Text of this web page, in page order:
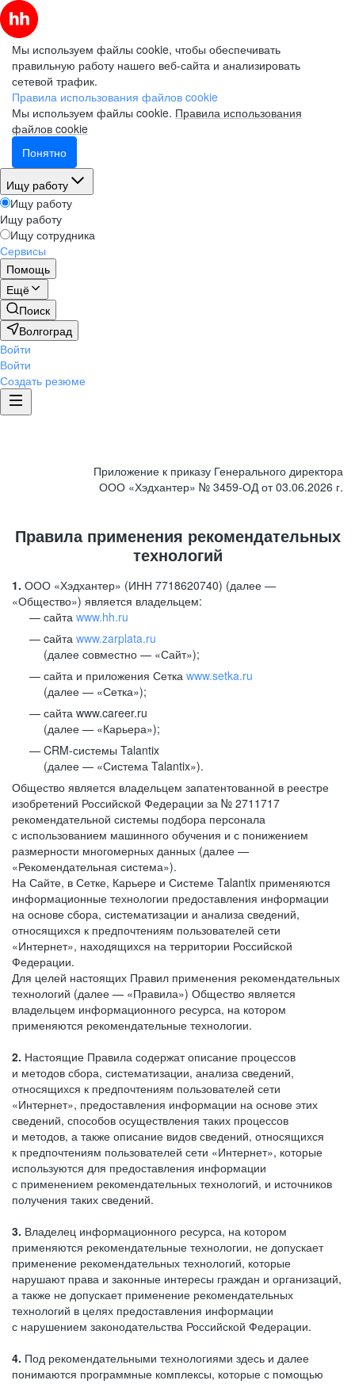
Мы используем файлы cookie, чтобы обеспечивать
правильную работу нашего веб-сайта и анализировать
сетевой трафик.
Правила использования файлов cookie
Мы используем файлы cookie. Правила использования
файлов cookie
Понятно
Ищу работу
Ищу работу
Ищу работу
Ищу сотрудника
Сервисы
Помощь
Ещё
Поиск
Волгоград
Войти
Войти
Создать резюме
Приложение к приказу Генерального директора
ООО «Хэдхантер» № 3459-ОД от 03.06.2026 г.
Правила применения рекомендательных
технологий
1. ООО «Хэдхантер» (ИНН 7718620740) (далее —
«Общество») является владельцем:
сайта www.hh.ru
cайта www.zarplata.ru
(далее совместно — «Сайт»);
сайта и приложения Сетка www.setka.ru
(далее — «Сетка»);
сайта www.career.ru
(далее — «Карьера»);
CRM-системы Talantix
(далее — «Система Talantix»).
Общество является владельцем запатентованной в реестре
изобретений Российской Федерации за № 2711717
рекомендательной системы подбора персонала
с использованием машинного обучения и с понижением
размерности многомерных данных (далее —
«Рекомендательная система»).
На Сайте, в Сетке, Карьере и Системе Talantix применяются
информационные технологии предоставления информации
на основе сбора, систематизации и анализа сведений,
относящихся к предпочтениям пользователей сети
«Интернет», находящихся на территории Российской
Федерации.
Для целей настоящих Правил применения рекомендательных
технологий (далее — «Правила») Общество является
владельцем информационного ресурса, на котором
применяются рекомендательные технологии.
2. Настоящие Правила содержат описание процессов
и методов сбора, систематизации, анализа сведений,
относящихся к предпочтениям пользователей сети
«Интернет», предоставления информации на основе этих
сведений, способов осуществления таких процессов
и методов, а также описание видов сведений, относящихся
к предпочтениям пользователей сети «Интернет», которые
используются для предоставления информации
с применением рекомендательных технологий, и источников
получения таких сведений.
3. Владелец информационного ресурса, на котором
применяются рекомендательные технологии, не допускает
применение рекомендательных технологий, которые
нарушают права и законные интересы граждан и организаций,
а также не допускает применение рекомендательных
технологий в целях предоставления информации
с нарушением законодательства Российской Федерации.
4. Под рекомендательными технологиями здесь и далее
понимаются программные комплексы, которые с помощью